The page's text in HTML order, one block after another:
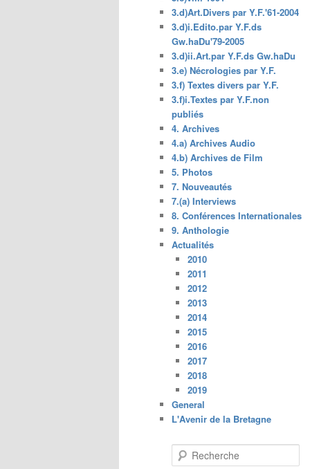
3.d)Art.Divers par Y.F.'61-2004
3.d)i.Edito.par Y.F.ds
Gw.haDu'79-2005
3.d)ii.Art.par Y.F.ds Gw.haDu
3.e) Nécrologies par Y.F.
3.f) Textes divers par Y.F.
3.f)i.Textes par Y.F.non
publiés
4. Archives
4.a) Archives Audio
4.b) Archives de Film
5. Photos
7. Nouveautés
7.(a) Interviews
8. Conférences Internationales
9. Anthologie
Actualités
2010
2011
2012
2013
2014
2015
2016
2017
2018
2019
General
L'Avenir de la Bretagne
e